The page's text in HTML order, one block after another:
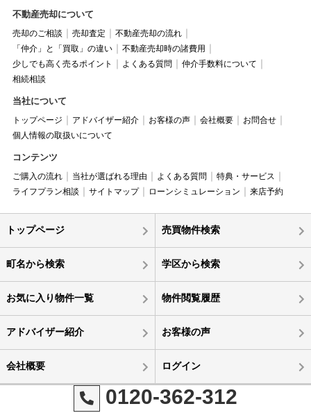
不動産売却について
売却のご相談 売却査定
不動産売却の流れ
「仲介」と「買取」の違い
不動産売却時の諸費用
少しでも高く売るポイント
よくある質問
仲介手数料について
相続相談
当社について
トップページ アドバイザー紹介 お客様の声 会社概要
お問合せ
個人情報の取扱いについて
コンテンツ
ご購入の流れ 当社が選ばれる理由 よくある質問
特典・サービス
ライフプラン相談
サイトマップ ローンシミュレーション 来店予約
トップページ 売買物件検索
町名から検索 学区から検索
お気に入り物件一覧 物件閲覧履歴
アドバイザー紹介 お客様の声
会社概要 ログイン
0120-362-312